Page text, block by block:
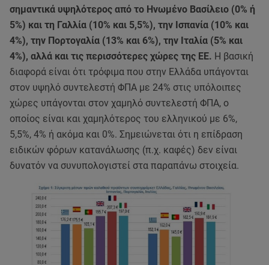
σημαντικά υψηλότερος από το Ηνωμένο Βασίλειο (0% ή
5%) και τη Γαλλία (10% και 5,5%), την Ισπανία (10% και
4%), την Πορτογαλία (13% και 6%), την Ιταλία (5% και
4%), αλλά και τις περισσότερες χώρες της ΕΕ. Η βασική
διαφορά είναι ότι τρόφιμα που στην Ελλάδα υπάγονται
στον υψηλό συντελεστή ΦΠΑ με 24% στις υπόλοιπες
χώρες υπάγονται στον χαμηλό συντελεστή ΦΠΑ, ο
οποίος είναι και χαμηλότερος του ελληνικού με 6%,
5,5%, 4% ή ακόμα και 0%. Σημειώνεται ότι η επίδραση
ειδικών φόρων κατανάλωσης (π.χ. καφές) δεν είναι
δυνατόν να συνυπολογιστεί στα παραπάνω στοιχεία.